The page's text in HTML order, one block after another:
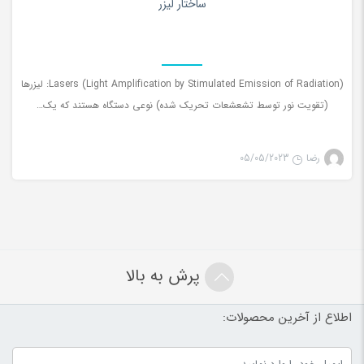
ساختار لیزر
Lasers (Light Amplification by Stimulated Emission of Radiation): لیزرها
(تقویت نور توسط تشعشعات تحریک شده) نوعی دستگاه هستند که یک…
رضا 05/05/2023
پرش به بالا
اطلاع از آخرین محصولات: